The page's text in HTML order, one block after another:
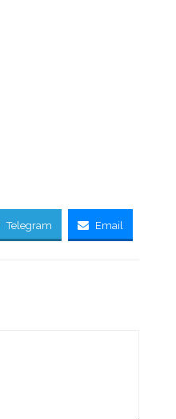
Telegram Email